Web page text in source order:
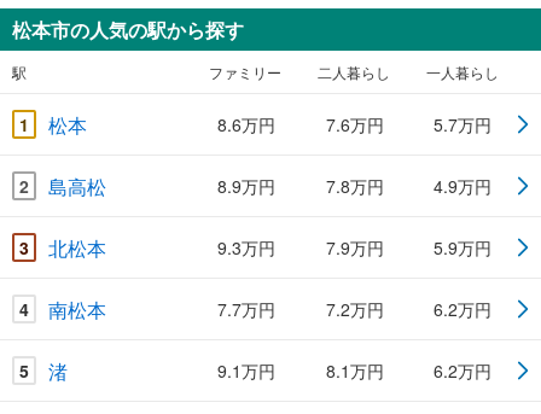
松本市の人気の駅から探す
駅 ファミリー 二人暮らし 一人暮らし
1 松本 8.6万円 7.6万円 5.7万円
2 島高松 8.9万円 7.8万円 4.9万円
3 北松本 9.3万円 7.9万円 5.9万円
4 南松本 7.7万円 7.2万円 6.2万円
5 渚 9.1万円 8.1万円 6.2万円